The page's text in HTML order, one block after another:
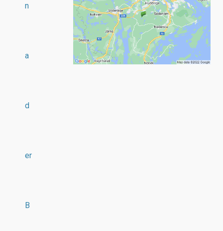
n
a
d
er
B